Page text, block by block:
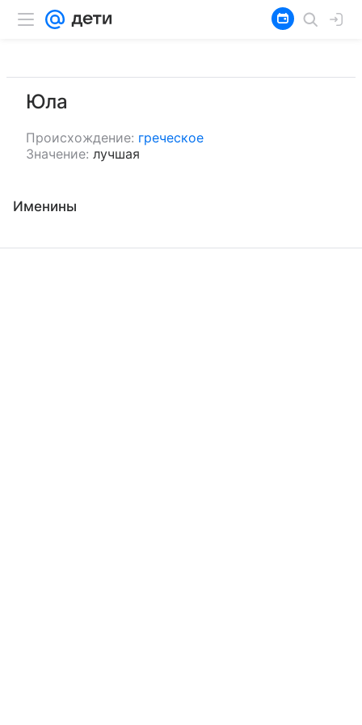
Юла
Происхождение: греческое
Значение: лучшая
Именины